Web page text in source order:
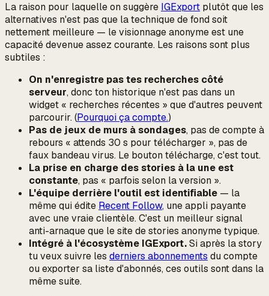
La raison pour laquelle on suggère IGExport plutôt que les
alternatives n'est pas que la technique de fond soit
nettement meilleure — le visionnage anonyme est une
capacité devenue assez courante. Les raisons sont plus
subtiles :
On n'enregistre pas tes recherches côté
serveur, donc ton historique n'est pas dans un
widget « recherches récentes » que d'autres peuvent
parcourir. (Pourquoi ça compte.)
Pas de jeux de murs à sondages, pas de compte à
rebours « attends 30 s pour télécharger », pas de
faux bandeau virus. Le bouton télécharge, c'est tout.
La prise en charge des stories à la une est
constante, pas « parfois selon la version ».
L'équipe derrière l'outil est identifiable — la
même qui édite Recent Follow, une appli payante
avec une vraie clientèle. C'est un meilleur signal
anti-arnaque que le site de stories anonyme typique.
Intégré à l'écosystème IGExport.Si après la story
tu veux suivre les derniers abonnements du compte
ou exporter sa liste d'abonnés, ces outils sont dans la
même suite.